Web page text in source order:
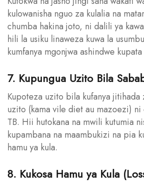
kulowanisha nguo za kulalia na
chumba hakina joto, ni dalili ya
hili la usiku linaweza kuwa la
kumfanya mgonjwa ashindwe
7. Kupungua Uzito Bila
Kupoteza uzito bila kufanya jitihada
uzito (kama vile diet au mazoezi) ni
TB. Hii hutokana na mwili kutumia
kupambana na maambukizi na pia
hamu ya kula.
8. Kukosa Hamu ya Kula